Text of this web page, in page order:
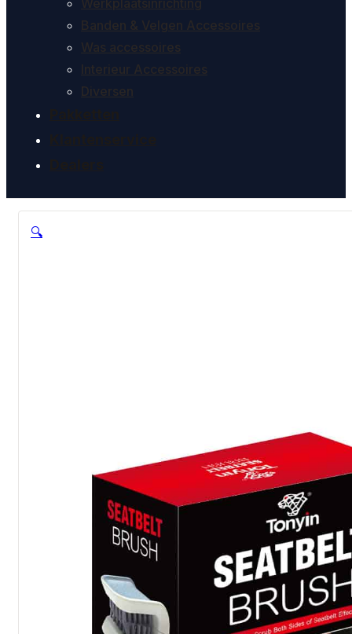
Werkplaatsinrichting
Banden & Velgen Accessoires
Was accessoires
Interieur Accessoires
Diversen
🔍